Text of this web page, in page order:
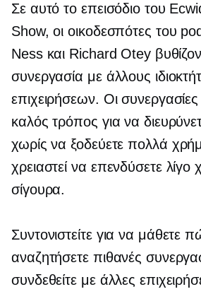
Σε αυτό το επεισόδιο του
Show, οι οικοδεσπότες του
Ness και Richard Otey
συνεργασία με άλλους
επιχειρήσεων. Οι
καλός τρόπος για να
χωρίς να ξοδεύετε πολλά
χρειαστεί να επενδύσετε
σίγουρα.
Συντονιστείτε για να μάθετε
αναζητήσετε πιθανές
συνδεθείτε με άλλες